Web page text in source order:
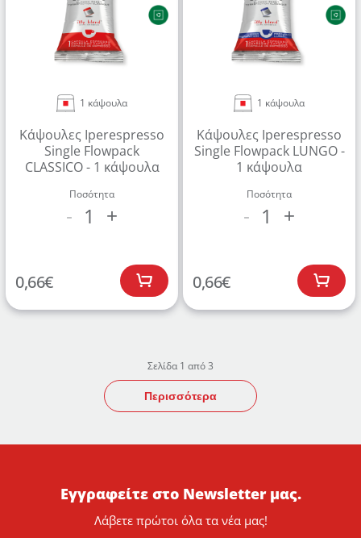
1 κάψουλα
Κάψουλες Iperespresso
Single Flowpack
CLASSICO - 1 κάψουλα
Ποσότητα
- 1 +
0,66€
1 κάψουλα
Κάψουλες Iperespresso
Single Flowpack LUNGO -
1 κάψουλα
Ποσότητα
- 1 +
0,66€
Σελίδα 1 από 3
Περισσότερα
Εγγραφείτε στο Newsletter μας.
Λάβετε πρώτοι όλα τα νέα μας!